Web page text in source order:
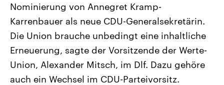
Landtagswahl Sachsen-Anhalt
2026
Alle Informationen
Sachsen-Anhalt wählt am 6.
September 2026 einen neuen
Landtag. Seit 2021 wird das
Bundesland von einer Koalition aus
Umfragen, Prognosen,
Aktuelle Beiträge,
Hintergründe
Wirtschaftlich und
gehören die Vereinigten
den mächtigsten Ländern
mit großem Einfluss auf
aktuelle Weltgeschehen.
Nominierung von Annegret Kramp-
Karrenbauer als neue CDU-Generalsekretärin.
Die Union brauche unbedingt eine inhaltliche
Erneuerung, sagte der Vorsitzende der Werte-
Union, Alexander Mitsch, im Dlf. Dazu gehöre
auch ein Wechsel im CDU-Parteivorsitz.